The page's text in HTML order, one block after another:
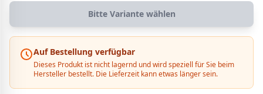
Bitte Variante wählen
Auf Bestellung verfügbar
Dieses Produkt ist nicht lagernd und wird speziell für Sie beim
Hersteller bestellt. Die Lieferzeit kann etwas länger sein.